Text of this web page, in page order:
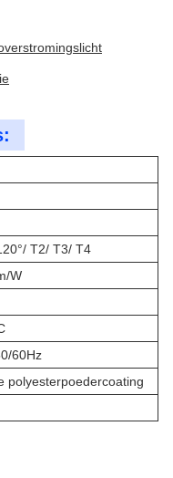
T2/ T3/ T4
W
60Hz
polyesterpoedercoating